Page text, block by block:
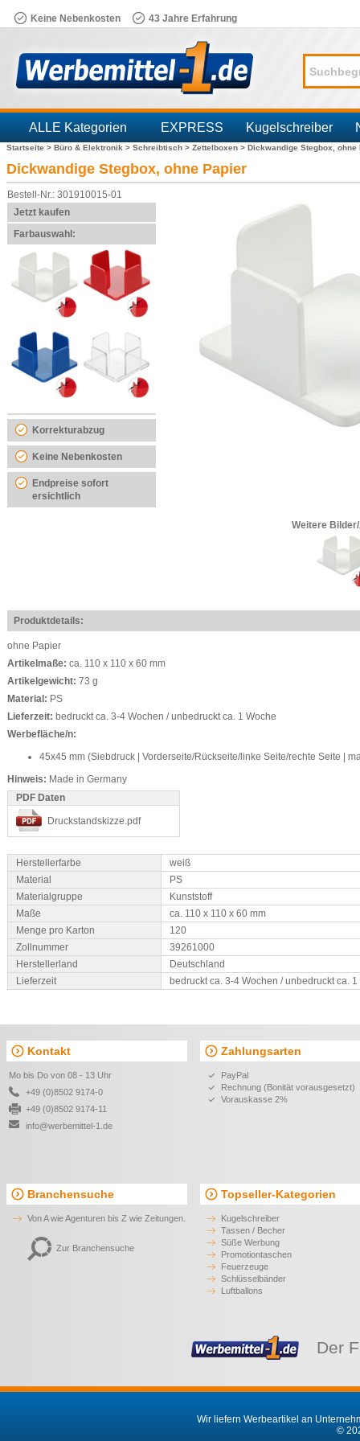
Keine Nebenkosten 43 Jahre Erfahrung
ALLE Kategorien EXPRESS Kugelschreiber
Branchen
Startseite > Büro & Elektronik > Schreibtisch > Zettelboxen > Dickwandige Stegbox, ohne
Dickwandige Stegbox, ohne Papier
Bestell-Nr.: 301910015-01
Jetzt kaufen
Farbauswahl:
Korrekturabzug
Keine Nebenkosten
Endpreise sofort
ersichtlich
Weitere
Produktdetails:
ohne Papier
Artikelmaße: ca. 110 x 110 x 60 mm
Artikelgewicht: 73 g
Material: PS
Lieferzeit: bedruckt ca. 3-4 Wochen / unbedruckt ca. 1 Woche
Werbefläche/n:
45x45 mm (Siebdruck | Vorderseite/Rückseite/linke Seite/rechte Seite |
Hinweis: Made in Germany
PDF Daten
Druckstandskizze.pdf
Herstellerfarbe
weiß
Material
PS
Materialgruppe
Kunststoff
Maße
ca. 110 x 110 x 60 mm
Menge pro Karton
120
Zollnummer
39261000
Herstellerland
Deutschland
Lieferzeit
bedruckt ca. 3-4 Wochen / unbedruckt ca. 1
Kontakt
Mo bis Do von 08 - 13 Uhr
+49 (0)8502 9174-0
+49 (0)8502 9174-11
info@werbemittel-1.de
Zahlungsarten
PayPal
Rechnung (Bonität vorausgesetzt)
Vorauskasse 2%
Branchensuche
Von A wie Agenturen bis Z wie Zeitungen.
Zur Branchensuche
Topseller-Kategorien
Kugelschreiber
Tassen / Becher
Süße Werbung
Promotiontaschen
Feuerzeuge
Schlüsselbänder
Luftballons
Der
Wir liefern Werbeartikel an
©